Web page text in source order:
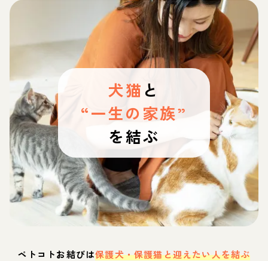
犬猫 と
“一生の家族”
を結ぶ
ペトコトお結びは保護犬・保護猫と迎えたい人を結ぶ